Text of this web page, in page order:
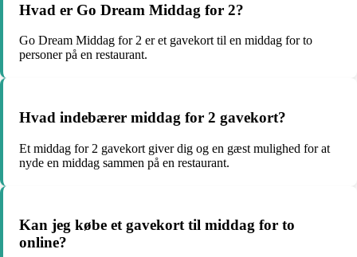
Hvad er Go Dream Middag for 2?
Go Dream Middag for 2 er et gavekort til en middag for to
personer på en restaurant.
Hvad indebærer middag for 2 gavekort?
Et middag for 2 gavekort giver dig og en gæst mulighed for at
nyde en middag sammen på en restaurant.
Kan jeg købe et gavekort til middag for to
online?